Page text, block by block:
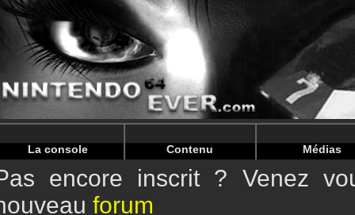
Warning: Undefined array key "HTTP_REFERER" in /
Warning: Undefined array key "HTTP_REFERER" in /
La console Contenu Médias
encore inscrit ? Venez
forum